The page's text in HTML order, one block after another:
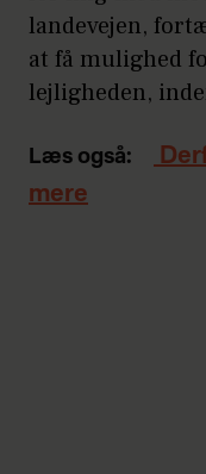
landevejen,
at få mulighed
lejligheden,
Læs også:
mere